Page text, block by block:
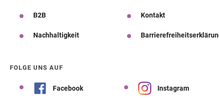
B2B Kontakt
Nachhaltigkeit
FOLGE UNS AUF
Facebook Instagram